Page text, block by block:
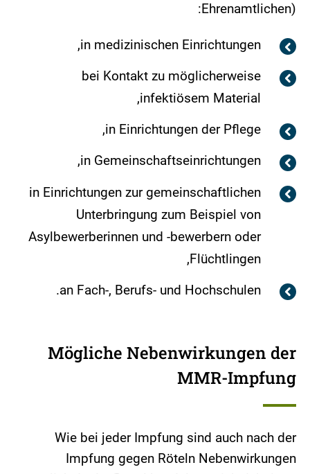
Ehrenamtlichen):
in medizinischen Einrichtungen,
bei Kontakt zu möglicherweise
infektiösem Material,
in Einrichtungen der Pflege,
in Gemeinschaftseinrichtungen,
in Einrichtungen zur gemeinschaftlichen
Unterbringung zum Beispiel von
Asylbewerberinnen und -bewerbern oder
Flüchtlingen,
an Fach-, Berufs- und Hochschulen.
Mögliche Nebenwirkungen der
MMR-Impfung
Wie bei jeder Impfung sind auch nach der
Impfung gegen Röteln Nebenwirkungen